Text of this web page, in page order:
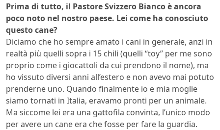
Prima di tutto, il Pastore Svizzero Bianco è ancora
poco noto nel nostro paese. Lei come ha conosciuto
questo cane?
Diciamo che ho sempre amato i cani in generale, anzi in
realtà più quelli sopra i 15 chili (quelli “toy” per me sono
proprio come i giocattoli da cui prendono il nome), ma
ho vissuto diversi anni all’estero e non avevo mai potuto
prenderne uno. Quando finalmente io e mia moglie
siamo tornati in Italia, eravamo pronti per un animale.
Ma siccome lei era una gattofila convinta, l’unico modo
per avere un cane era che fosse per fare la guardia.